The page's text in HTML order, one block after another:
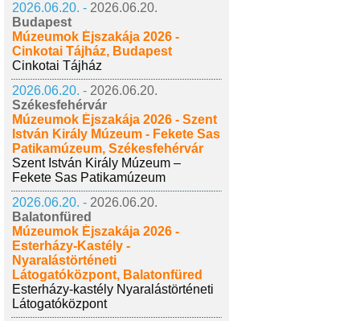
2026.06.20. - 2026.06.20.
Budapest
Múzeumok Éjszakája 2026 -
Cinkotai Tájház, Budapest
Cinkotai Tájház
2026.06.20. - 2026.06.20.
Székesfehérvár
Múzeumok Éjszakája 2026 - Szent
István Király Múzeum - Fekete Sas
Patikamúzeum, Székesfehérvár
Szent István Király Múzeum –
Fekete Sas Patikamúzeum
2026.06.20. - 2026.06.20.
Balatonfüred
Múzeumok Éjszakája 2026 -
Esterházy-Kastély -
Nyaralástörténeti
Látogatóközpont, Balatonfüred
Esterházy-kastély Nyaralástörténeti
Látogatóközpont